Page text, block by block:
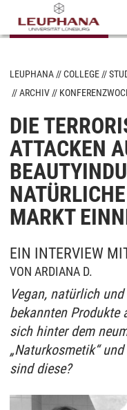
LEUPHANA COLLEGE
ARCHIV
DIE
ATTACKEN
MARKT
EIN INTERVIEW
VON ARDIANA D.
Vegan, natürlich
bekannten Produkte
sich hinter dem
„Naturkosmetik“
sind diese?